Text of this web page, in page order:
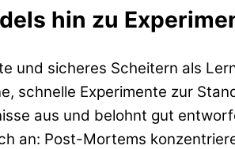
hin zu
und sicheres Scheitern als
schnelle Experimente zur
aus und belohnt gut
an: Post-Mortems